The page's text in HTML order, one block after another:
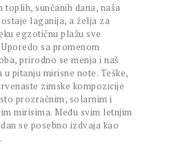
toplih, sunčanih dana, naša
laganija, a želja za
egzotičnu plažu sve
sa promenom
prirodno se menja i naš
u pitanju mirisne note. Teške,
zimske kompozicije
prozračnim, solarnim i
mirisima. Među svim letnjim
se posebno izdvaja kao